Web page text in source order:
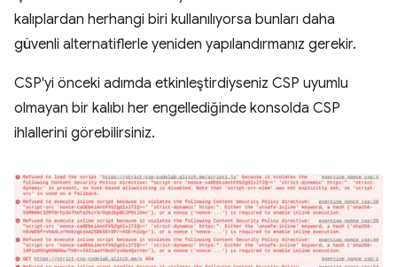
kalıplardan herhangi biri kullanılıyorsa bunları daha
güvenli alternatiflerle yeniden yapılandırmanız gerekir.
CSP'yi önceki adımda etkinleştirdiyseniz CSP uyumlu
olmayan bir kalıbı her engellediğinde konsolda CSP
ihlallerini görebilirsiniz.